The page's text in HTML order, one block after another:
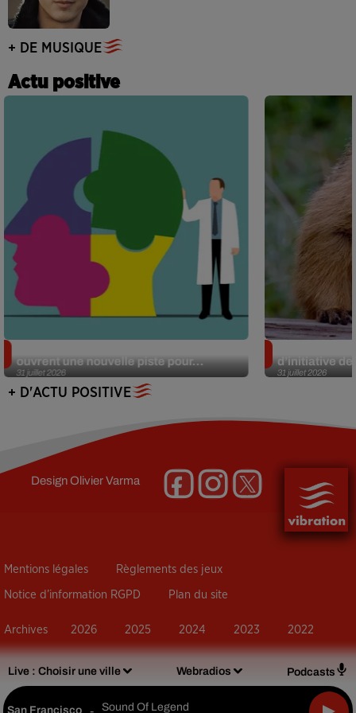
Live : Choisir une ville Webradios Podcasts
San Francisco Sound Of Legend
+ DE MUSIQUE
Actu positive
31 juillet 2026
ouvrent une nouvelle piste pour...
31 juillet 2026
d’initiative
+ D'ACTU POSITIVE
DesignOlivier Varma
Mentions légales Règlements des jeux
Notice d’information RGPD Plan du site
Archives 2026 2025 2024 2023 2022